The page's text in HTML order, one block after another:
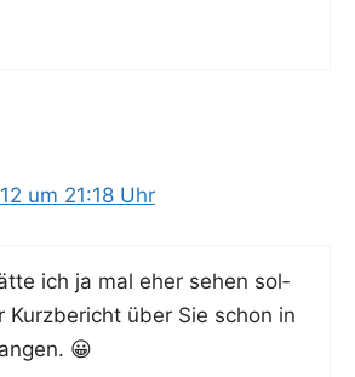
um 21:18 Uhr
ich ja mal eher sehen sol­
Kurz­be­richt über Sie schon in
😀